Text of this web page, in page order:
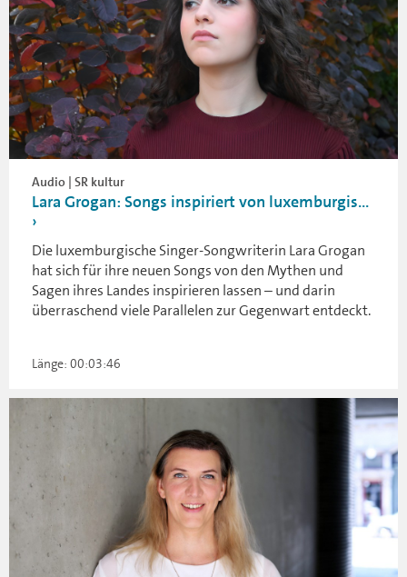
Audio | SR kultur
Lara Grogan: Songs inspiriert von luxemburgis...
Die luxemburgische Singer-Songwriterin Lara Grogan
hat sich für ihre neuen Songs von den Mythen und
Sagen ihres Landes inspirieren lassen – und darin
überraschend viele Parallelen zur Gegenwart entdeckt.
Länge: 00:03:46